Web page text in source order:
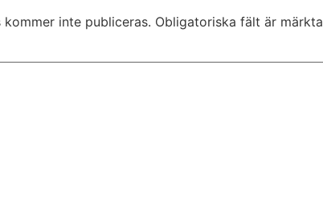
inte publiceras. Obligatoriska fält är märkta